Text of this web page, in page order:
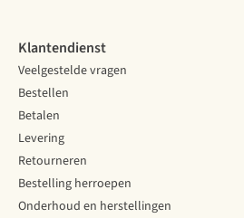
Klantendienst
Veelgestelde vragen
Bestellen
Betalen
Levering
Retourneren
Bestelling herroepen
Onderhoud en herstellingen